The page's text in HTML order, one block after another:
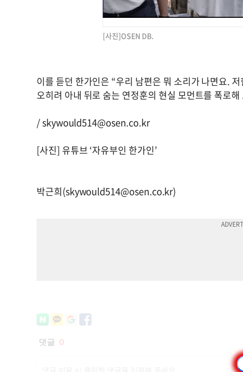
[사진]OSEN DB.
이를 듣던 한가인은 “우리 남편은 뭐 소리가 나면요.
오히려 아내 뒤로 숨는 연정훈의 현실 모먼트를 폭로
/skywould514@osen.co.kr
[사진] 유튜브 ‘자유부인 한가인’
박근희(skywould514@osen.co.kr)